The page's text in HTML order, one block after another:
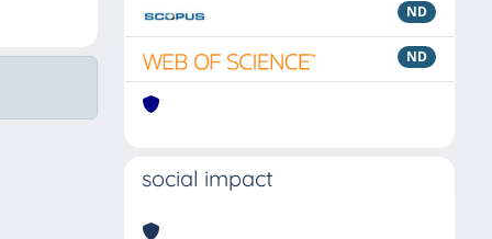
ND
ND
social impact